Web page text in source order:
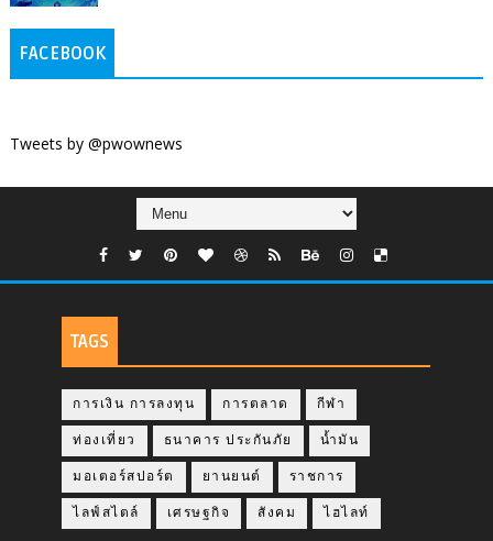
FACEBOOK
Tweets by @pwownews
TAGS
การเงิน การลงทุน การตลาด กีฬา
ท่องเที่ยว ธนาคาร ประกันภัย น้ำมัน
มอเตอร์สปอร์ต ยานยนต์ ราชการ
ไลฟ์สไตล์ เศรษฐกิจ สังคม ไฮไลท์